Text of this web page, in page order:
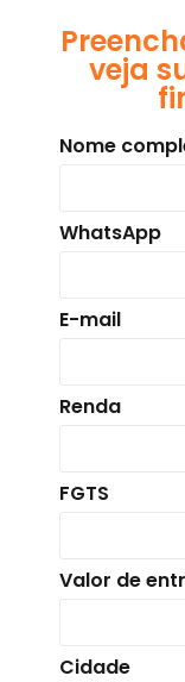
veja
Nome
WhatsApp
E-mail
Renda
FGTS
Valor de
Cidade